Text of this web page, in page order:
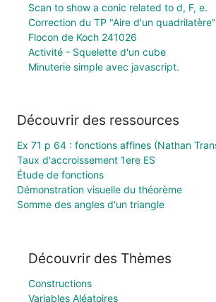
Scan to show a conic related to d, F, e.
Correction du TP "Aire d'un quadrilatère"
Flocon de Koch 241026
Activité - Squelette d'un cube
Minuterie simple avec javascript.
Découvrir des ressources
Taux d'accroissement 1ere ES
Étude de fonctions
Démonstration visuelle du théorème
Somme des angles d'un triangle
Découvrir des Thèmes
Constructions
Variables Aléatoires